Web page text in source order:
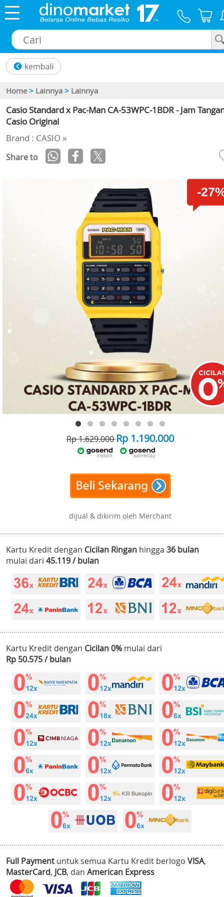
Home > Lainnya > Lainnya
Casio Standard x Pac-Man CA-53WPC-1BDR - Jam
Casio Original
Brand : CASIO »
Share to
-
Rp 1.629.000Rp 1.190.000
dijual & dikirim oleh Merchant
Kartu Kredit dengan Cicilan Ringan hingga 36 bulan
mulai dari 45.119 / bulan
Kartu Kredit dengan Cicilan 0% mulai dari
Rp 50.575 / bulan
Full Payment untuk semua Kartu Kredit berlogo VISA,
MasterCard, JCB, dan American Express